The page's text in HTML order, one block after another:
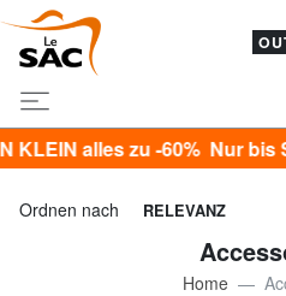
Nur bis Sonntag, 9.
Ordnen nach RELEVANZ
Home